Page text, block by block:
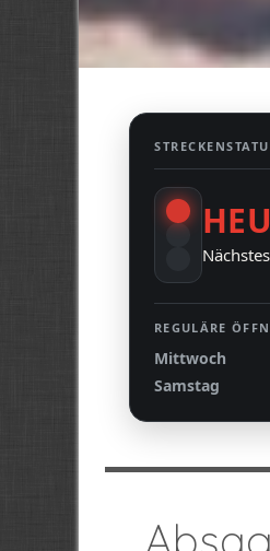
REGULÄRE
Mittwoch
Samstag